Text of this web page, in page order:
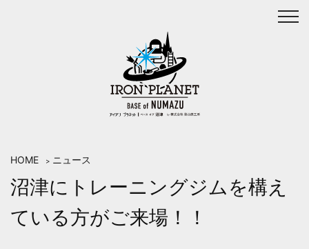
HOME > ニュース
沼津にトレーニングジムを構え
ている方がご来場！！